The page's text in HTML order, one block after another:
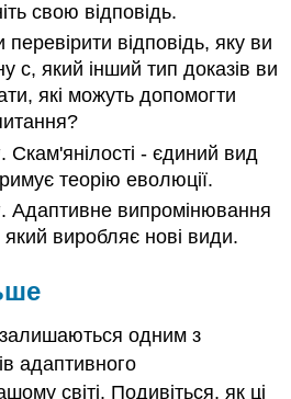
свою відповідь.
відповідь, яку ви
c, який інший тип доказів ви
які можуть допомогти
. Скам'янілості - єдиний вид
теорію еволюції.
. Адаптивне випромінювання
виробляє нові види.
одним з
адаптивного
світі. Подивіться, як ці